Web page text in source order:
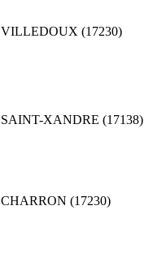
VILLEDOUX (17230)
SAINT-XANDRE (17138)
CHARRON (17230)